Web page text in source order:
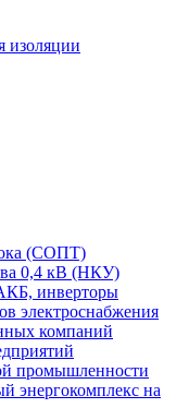
изоляции
(СОПТ)
0,4 кВ (НКУ)
инверторы
электроснабжения
компаний
промышленности
на